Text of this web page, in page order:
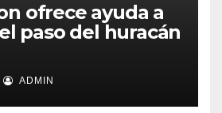
ofrece ayuda a
paso del huracán
ADMIN